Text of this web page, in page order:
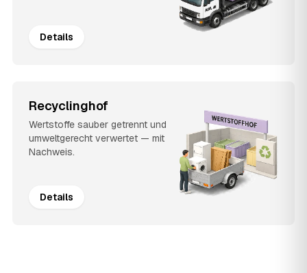
Details
Recyclinghof
Wertstoffe sauber getrennt und
umweltgerecht verwertet — mit
Nachweis.
Details